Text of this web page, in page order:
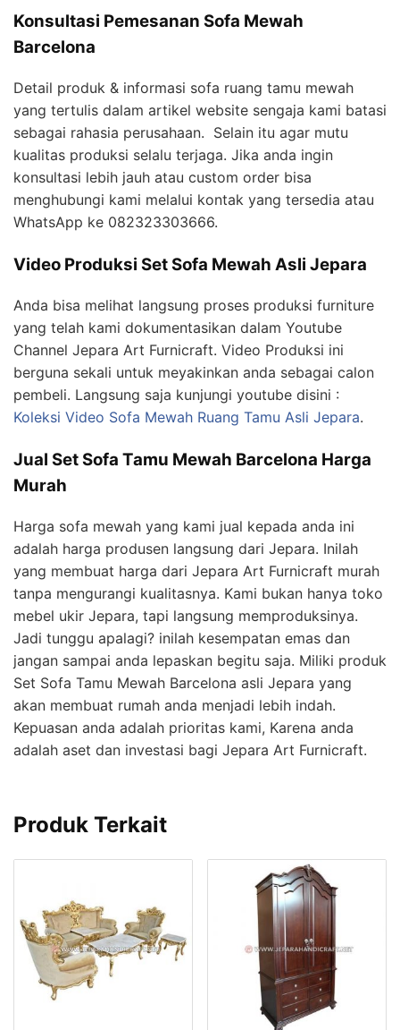
Konsultasi Pemesanan Sofa Mewah
Barcelona
Detail produk & informasi sofa ruang tamu mewah
yang tertulis dalam artikel website sengaja kami batasi
sebagai rahasia perusahaan. Selain itu agar mutu
kualitas produksi selalu terjaga. Jika anda ingin
konsultasi lebih jauh atau custom order bisa
menghubungi kami melalui kontak yang tersedia atau
WhatsApp ke 082323303666.
Video Produksi Set Sofa Mewah Asli Jepara
Anda bisa melihat langsung proses produksi furniture
yang telah kami dokumentasikan dalam Youtube
Channel Jepara Art Furnicraft. Video Produksi ini
berguna sekali untuk meyakinkan anda sebagai calon
pembeli. Langsung saja kunjungi youtube disini :
Koleksi Video Sofa Mewah Ruang Tamu Asli Jepara.
Jual Set Sofa Tamu Mewah Barcelona Harga
Murah
Harga sofa mewah yang kami jual kepada anda ini
adalah harga produsen langsung dari Jepara. Inilah
yang membuat harga dari Jepara Art Furnicraft murah
tanpa mengurangi kualitasnya. Kami bukan hanya toko
mebel ukir Jepara, tapi langsung memproduksinya.
Jadi tunggu apalagi? inilah kesempatan emas dan
jangan sampai anda lepaskan begitu saja. Miliki produk
Set Sofa Tamu Mewah Barcelona asli Jepara yang
akan membuat rumah anda menjadi lebih indah.
Kepuasan anda adalah prioritas kami, Karena anda
adalah aset dan investasi bagi Jepara Art Furnicraft.
Produk Terkait